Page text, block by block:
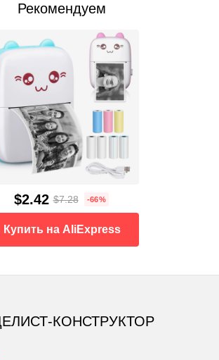
Рекомендуем
$2.42 $7.28 -66%
Купить на AliExpress
КОНСТРУКТОР